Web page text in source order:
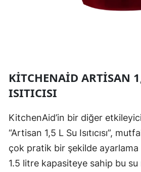
KITCHENAID ARTISAN
ISITICISI
KitchenAid’in bir diğer
“Artisan 1,5 L Su Isıtıcısı”,
çok pratik bir şekilde ayarlama
1.5 litre kapasiteye sahip bu su